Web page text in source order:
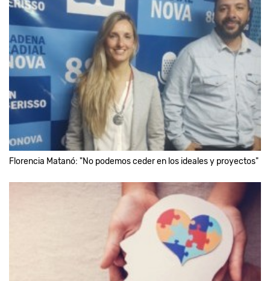
Florencia Matanó: "No podemos ceder en los ideales y proyectos"